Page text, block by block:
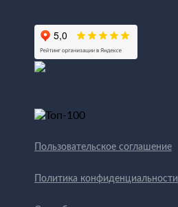
Пользовательское соглашение
Политика конфиденциальности